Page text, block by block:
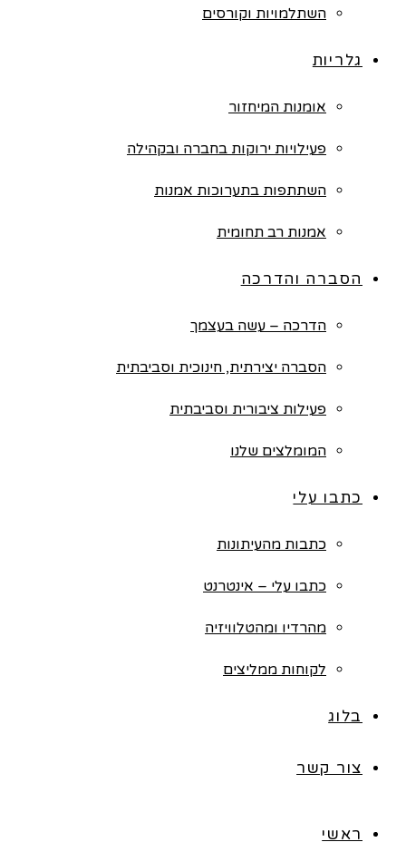
השתלמויות וקורסים
גלריות
אומנות המיחזור
פעילויות ירוקות בחברה ובקהילה
השתתפות בתערוכות אמנות
אמנות רב תחומית
הסברה והדרכה
הדרכה – עשה בעצמך
הסברה יצירתית, חינוכית וסביבתית
פעילות ציבורית וסביבתית
המומלצים שלנו
כתבו עלי
כתבות מהעיתונות
כתבו עלי – אינטרנט
מהרדיו ומהטלוויזיה
לקוחות ממליצים
בלוג
צור קשר
ראשי